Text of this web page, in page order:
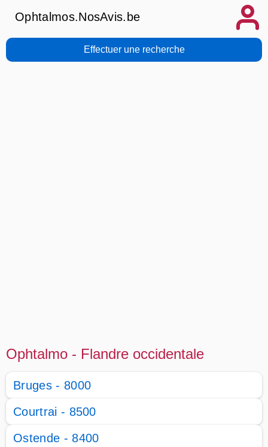
Ophtalmos.NosAvis.be
Effectuer une recherche
Ophtalmo - Flandre occidentale
Bruges - 8000
Courtrai - 8500
Ostende - 8400